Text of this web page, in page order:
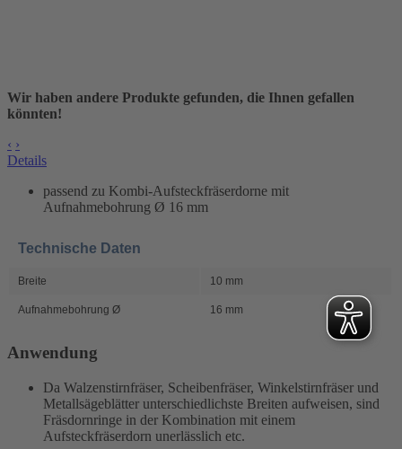
Wir haben andere Produkte gefunden, die Ihnen gefallen
könnten!
‹ ›
Details
passend zu Kombi-Aufsteckfräserdorne mit
Aufnahmebohrung Ø 16 mm
Technische Daten
Breite 10 mm
Aufnahmebohrung Ø 16 mm
Anwendung
Da Walzenstirnfräser, Scheibenfräser, Winkelstirnfräser und
Metallsägeblätter unterschiedlichste Breiten aufweisen, sind
Fräsdornringe in der Kombination mit einem
Aufsteckfräserdorn unerlässlich etc.